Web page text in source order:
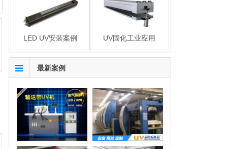
LED UV安装案例 UV固化工业应用
最新案例